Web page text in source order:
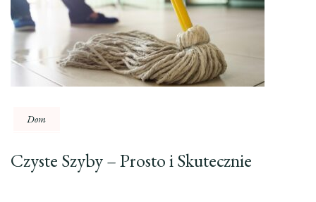
Dom
Czyste Szyby – Prosto i Skutecznie